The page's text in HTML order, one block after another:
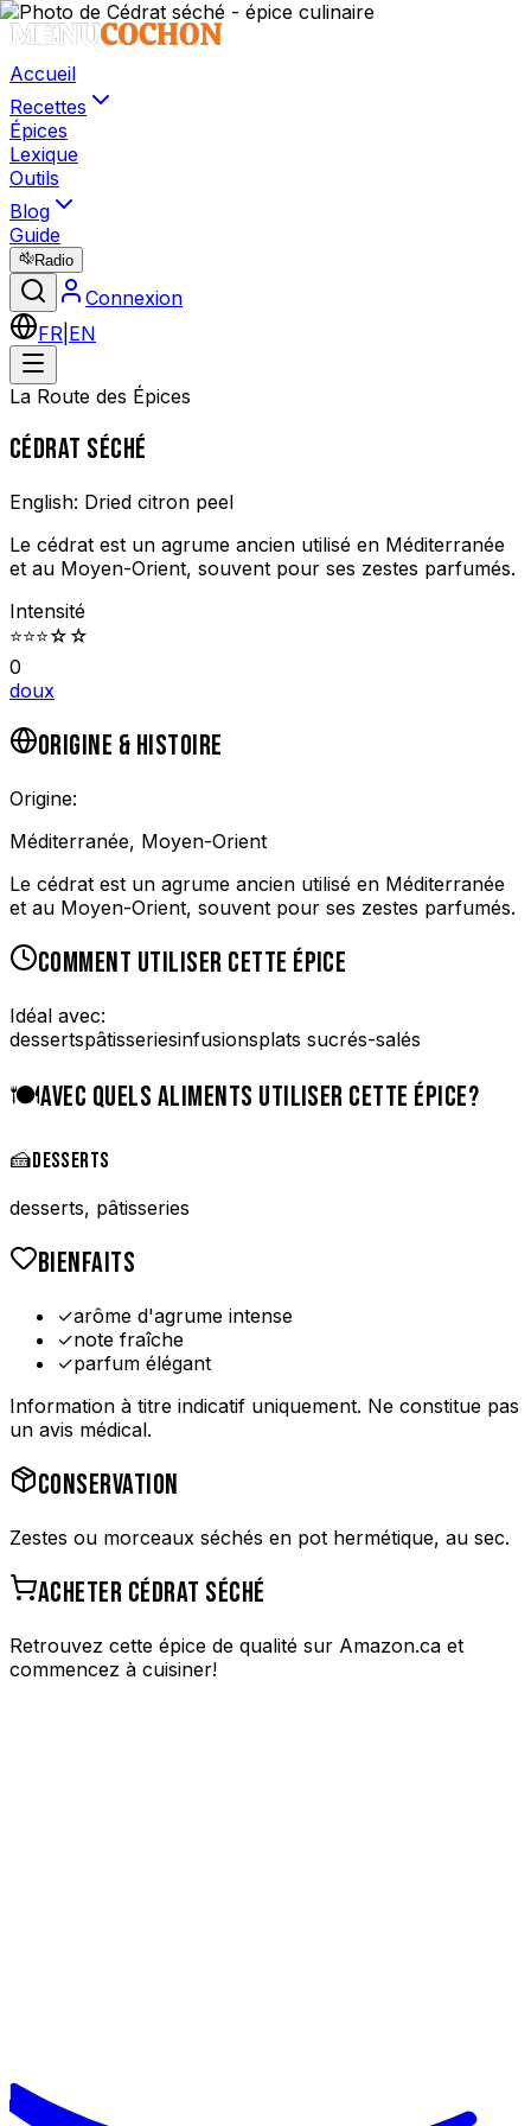
Accueil
Recettes
Épices
Lexique
Outils
Blog
Guide
Radio
Connexion
FR EN
La Route des Épices
CÉDRAT SÉCHÉ
English: Dried citron peel
Le cédrat est un agrume ancien utilisé en Méditerranée
et au Moyen-Orient, souvent pour ses zestes parfumés.
Intensité
⭐⭐⭐☆ ☆
0
doux
ORIGINE & HISTOIRE
Origine:
Méditerranée, Moyen-Orient
Le cédrat est un agrume ancien utilisé en Méditerranée
et au Moyen-Orient, souvent pour ses zestes parfumés.
COMMENT UTILISER CETTE ÉPICE
Idéal avec:
dessertspâtisseriesinfusionsplats sucrés-salés
🍽️AVEC QUELS ALIMENTS UTILISER CETTE ÉPICE?
🍰DESSERTS
desserts, pâtisseries
BIENFAITS
✓arôme d'agrume intense
✓note fraîche
✓parfum élégant
Information à titre indicatif uniquement. Ne constitue pas
un avis médical.
CONSERVATION
Zestes ou morceaux séchés en pot hermétique, au sec.
ACHETER CÉDRAT SÉCHÉ
Retrouvez cette épice de qualité sur Amazon.ca et
commencez à cuisiner!